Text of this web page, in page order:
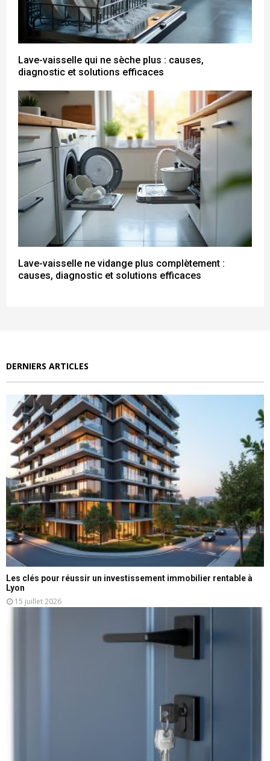
Lave-vaisselle qui ne sèche plus : causes,
diagnostic et solutions efficaces
Lave-vaisselle ne vidange plus complètement :
causes, diagnostic et solutions efficaces
DERNIERS ARTICLES
Les clés pour réussir un investissement immobilier rentable à
Lyon
15 juillet 2026